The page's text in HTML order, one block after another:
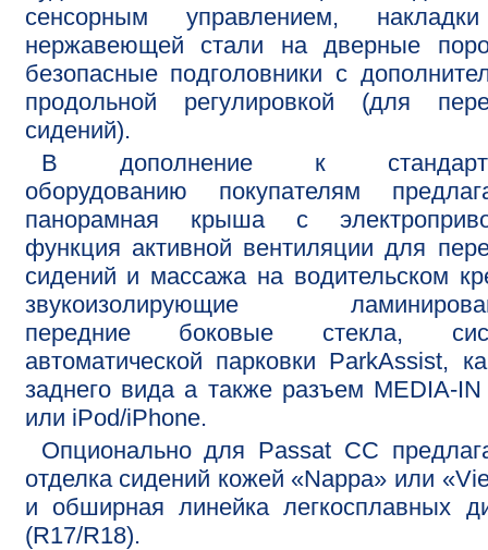
сенсорным управлением,
нержавеющей стали на дверные
безопасные подголовники с
продольной регулировкой (для
сидений).
В дополнение к
оборудованию покупателям
панорамная крыша с
функция активной вентиляции для
сидений и массажа на водительском
звукоизолирующие
передние боковые стекла,
автоматической парковки ParkAssist,
заднего вида а также разъем MEDIA-
или iPod/iPhone.
Опционально для Passat CC
отделка сидений кожей «Nappa» или
и обширная линейка легкосплавных
(R17/R18).